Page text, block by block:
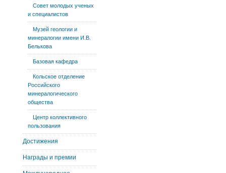
Совет молодых ученых
и специалистов
Музей геологии и
минералогии имени И.В.
Белькова
Базовая кафедра
Кольское отделение
Российского
минералогического
общества
Центр коллективного
пользования
Достижения
Награды и премии